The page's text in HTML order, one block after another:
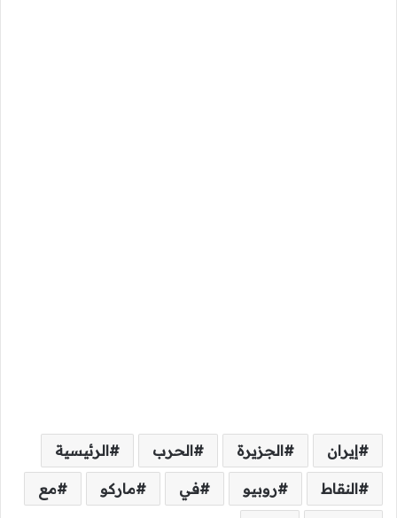
إيران الجزيرة الحرب الرئيسية
النقاط روبيو في ماركو مع